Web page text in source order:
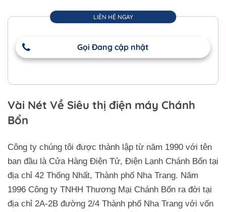
LIÊN HỆ NGAY
Gọi Đang cập nhật
Vài Nét Về Siêu thị điện máy Chánh
Bổn
Công ty chúng tôi được thành lập từ năm 1990 với tên
ban đầu là Cửa Hàng Điện Tử, Điện Lạnh Chánh Bổn tại
địa chỉ 42 Thống Nhất, Thành phố Nha Trang. Năm
1996 Công ty TNHH Thương Mại Chánh Bổn ra đời tại
địa chỉ 2A-2B đường 2/4 Thành phố Nha Trang với vốn